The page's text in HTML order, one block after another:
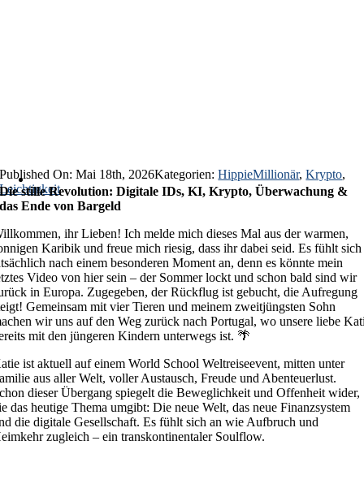
Published On: Mai 18th, 2026Kategorien:HippieMillionär,Krypto,
Leichtigkeit
Die stille Revolution: Digitale IDs, KI, Krypto, Überwachung &
das Ende von Bargeld
ihr Lieben! Ich melde mich dieses Mal aus der warmen,
Karibik und freue mich riesig, dass ihr dabei seid. Es fühlt sich
nach einem besonderen Moment an, denn es könnte mein
Video von hier sein – der Sommer lockt und schon bald sind wir
in Europa. Zugegeben, der Rückflug ist gebucht, die Aufregung
Gemeinsam mit vier Tieren und meinem zweitjüngsten Sohn
wir uns auf den Weg zurück nach Portugal, wo unsere liebe
mit den jüngeren Kindern unterwegs ist. 🌴
ist aktuell auf einem World School Weltreiseevent, mitten unter
aus aller Welt, voller Austausch, Freude und Abenteuerlust.
dieser Übergang spiegelt die Beweglichkeit und Offenheit wider,
das heutige Thema umgibt: Die neue Welt, das neue Finanzsystem
die digitale Gesellschaft. Es fühlt sich an wie Aufbruch und
zugleich – ein transkontinentaler Soulflow.